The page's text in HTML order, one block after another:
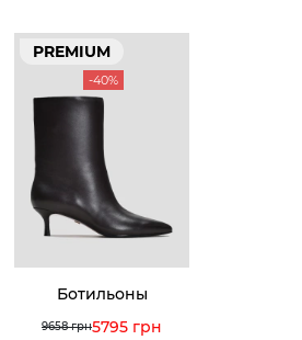
PREMIUM
-40%
Ботильоны
9658 грн5795 грн